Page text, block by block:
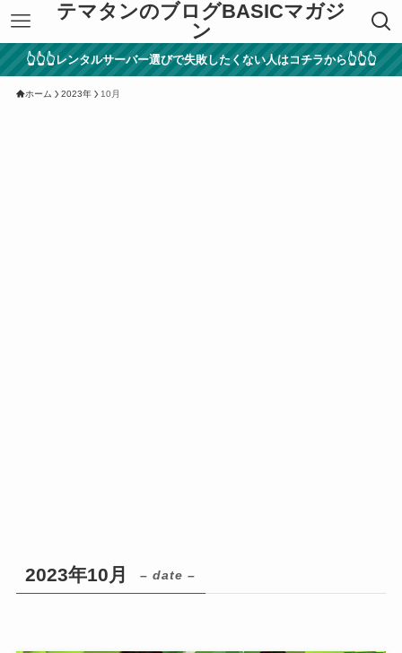
テマタンのブログBASICマガジ
ン
👆👆👆レンタルサーバー選びで失敗したくない人はコチラから👆👆👆
ホーム 2023年 10月
2023年10月 – date –